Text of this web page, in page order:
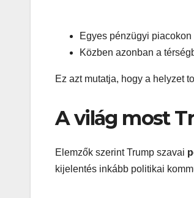
Egyes pénzügyi piacokon
Közben azonban a
Ez azt mutatja, hogy a helyzet
A világ most
Elemzők szerint Trump szavai
kijelentés inkább politikai